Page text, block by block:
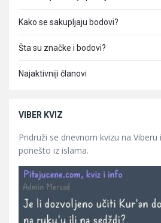
Kako se sakupljaju bodovi?
Šta su značke i bodovi?
Najaktivniji članovi
VIBER KVIZ
Pridruži se dnevnom kvizu na Viberu
ponešto iz islama.